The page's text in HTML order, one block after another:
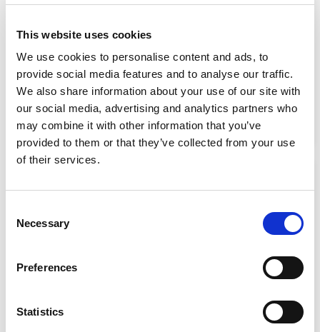
This website uses cookies
We use cookies to personalise content and ads, to
provide social media features and to analyse our traffic.
We also share information about your use of our site with
our social media, advertising and analytics partners who
may combine it with other information that you’ve
provided to them or that they’ve collected from your use
of their services.
Selection
Necessary
Preferences
Statistics
€ 13.700 IVA inclusa
Cambio
Manuale
Alimentazione
Benzina
Immatricolazione
08/2022
Chilometri
33.510 km